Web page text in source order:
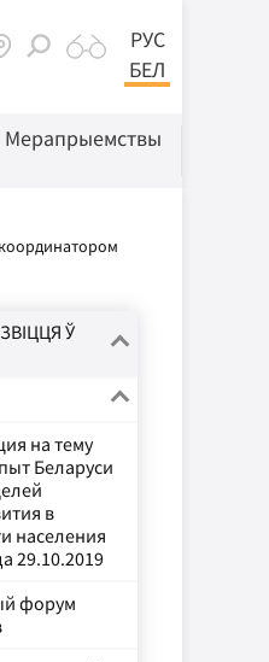
РУС
БЕЛ
Мерапрыемствы
Ў
на тему
Беларуси
в
населения
29.10.2019
форум